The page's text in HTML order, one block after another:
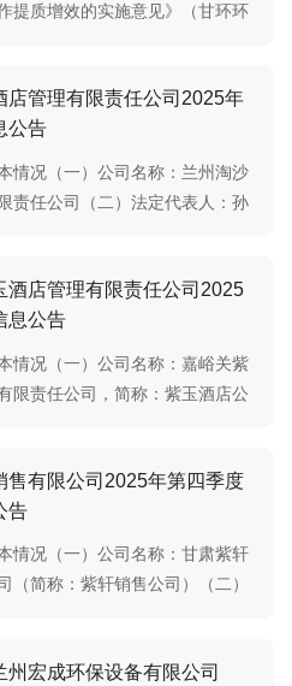
提质增效的实施意见》（甘环环
金有限责任公司委托中冶节能环
店管理有限责任公司2025年
公告
情况（一）公司名称：兰州淘沙
责任公司（二）法定代表人：孙
服务；烟草制品零售；酒类经营
酒店管理有限责任公司2025
息公告
情况（一）公司名称：嘉峪关紫
限责任公司，简称：紫玉酒店公
务；住宿服务；烟草制品零售；
售有限公司2025年第四季度
告
情况（一）公司名称：甘肃紫轩
（简称：紫轩销售公司）（二）
南路1029号邮编：735100 电话
州宏成环保设备有限公司